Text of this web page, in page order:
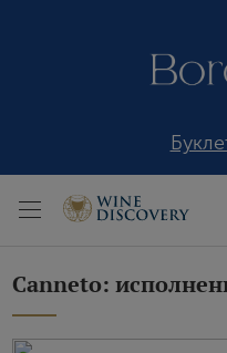
Canneto: